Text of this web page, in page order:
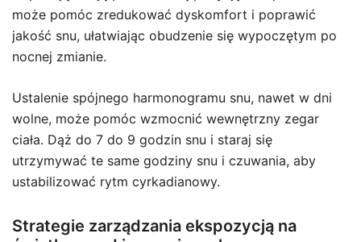
może pomóc zredukować dyskomfort i poprawić
jakość snu, ułatwiając obudzenie się wypoczętym po
nocnej zmianie.
Ustalenie spójnego harmonogramu snu, nawet w dni
wolne, może pomóc wzmocnić wewnętrzny zegar
ciała. Dąż do 7 do 9 godzin snu i staraj się
utrzymywać te same godziny snu i czuwania, aby
ustabilizować rytm cyrkadianowy.
Strategie zarządzania ekspozycją na